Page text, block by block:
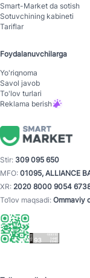
Smart-Mаrket da sotish
Sotuvchining kabineti
Tariflar
Foydalanuvchilarga
Yo'riqnoma
Savol javob
To'lov turlari
Reklama berish
Stir: 309 095 650
MFO: 01095, ALLIANCE
XR: 2020 8000 9054
To‘lov maqsadi: Ommaviy